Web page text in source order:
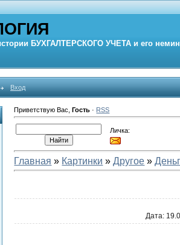
БУХГАЛТЕРСКОГО УЧЕТА и его
Вход
Приветствую Вас ,Гость · RSS
Личка:
Главная » Картинки »Другое »
Дата: